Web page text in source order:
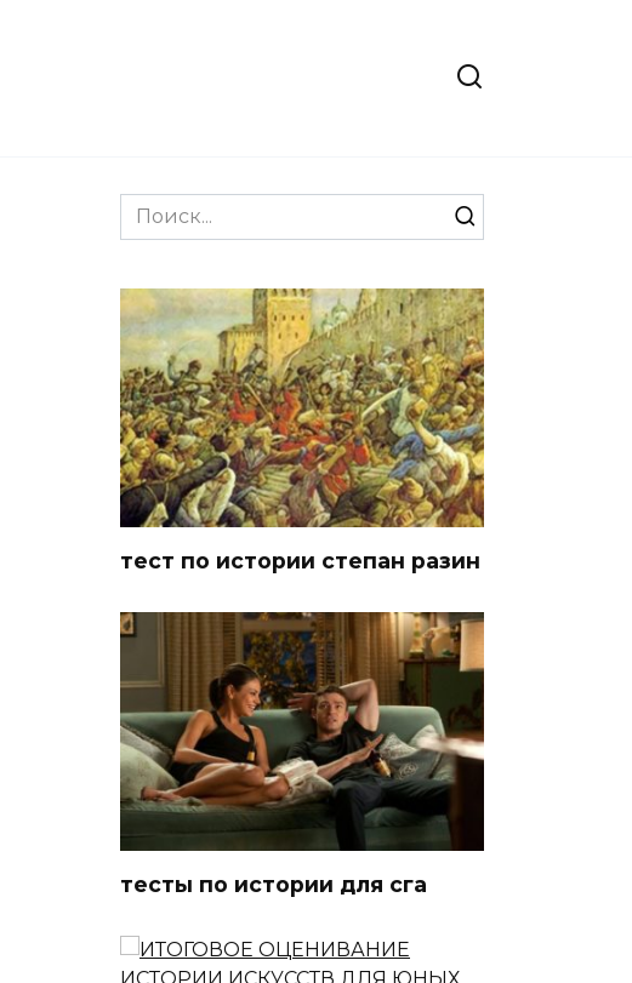
Search
for:
тест по истории степан разин
тесты по истории для сга